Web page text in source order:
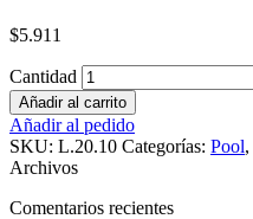
$5.911
Cantidad
Añadir al carrito
Añadir al pedido
SKU: L.20.10 Categorías: Pool,
Archivos
Comentarios recientes